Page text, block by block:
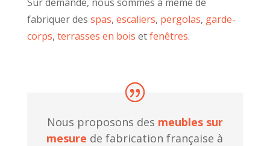
fabriquer des spas, escaliers, pergolas, garde-
corps, terrasses en bois etfenêtres.
Nous proposons des meubles sur
mesure de fabrication française à